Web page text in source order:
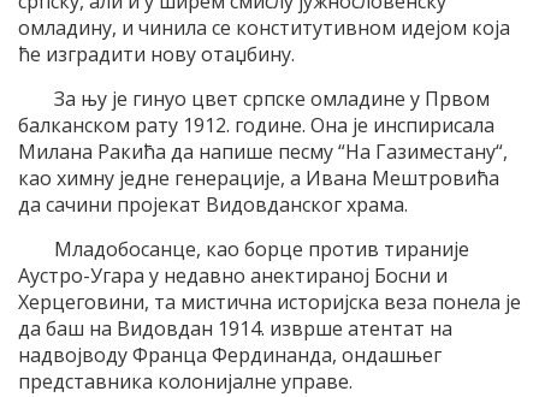
омладину, и чинила се конститутивном идејом која
ће изградити нову отаџбину.
За њу је гинуо цвет српске омладине у Првом
балканском рату 1912. године. Она је инспирисала
Милана Ракића да напише песму “На Газиместану“,
као химну једне генерације, а Ивана Мештровића
да сачини пројекат Видовданског храма.
Младобосанце, као борце против тираније
Аустро-Угара у недавно анектираној Босни и
Херцеговини, та мистична историјска веза понела је
да баш на Видовдан 1914. изврше атентат на
надвојводу Франца Фердинанда, ондашњег
представника колонијалне управе.